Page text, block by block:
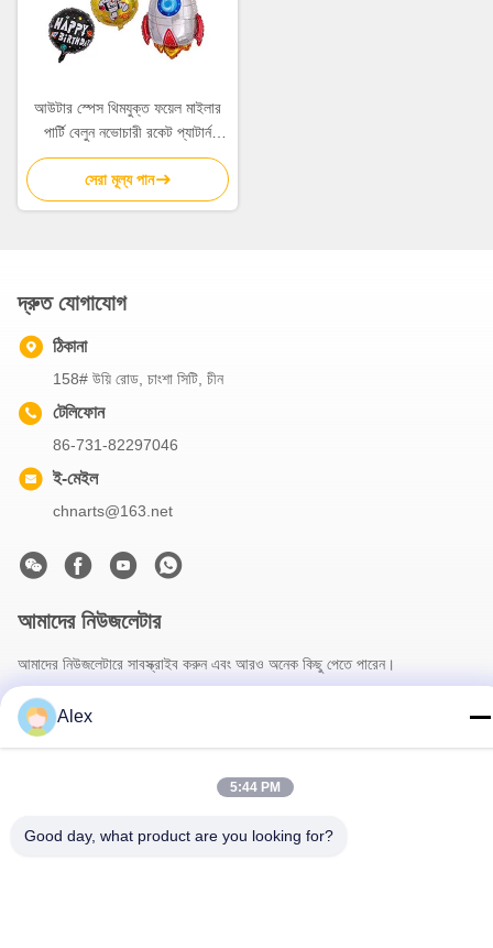
আউটার স্পেস থিমযুক্ত ফয়েল মাইলার
পার্টি বেলুন নভোচারী রকেট প্যাটার্ন
5Pcs
সেরা মূল্য পান
দ্রুত যোগাযোগ
ঠিকানা
158# উয়ি রোড, চাংশা সিটি, চীন
টেলিফোন
86-731-82297046
ই-মেইল
chnarts@163.net
আমাদের নিউজলেটার
আমাদের নিউজলেটারে সাবস্ক্রাইব করুন এবং আরও অনেক কিছু পেতে পারেন।
Alex
5:44 PM
Good day, what product are you looking for?